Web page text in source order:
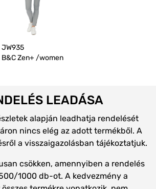
JW935
B&C Zen+ /women
LEADÁSA
alapján leadhatja rendelését
nincs elég az adott termékből. A
a visszaigazolásban tájékoztatjuk.
csökken, amennyiben a rendelés
1000 db-ot. A kedvezmény a